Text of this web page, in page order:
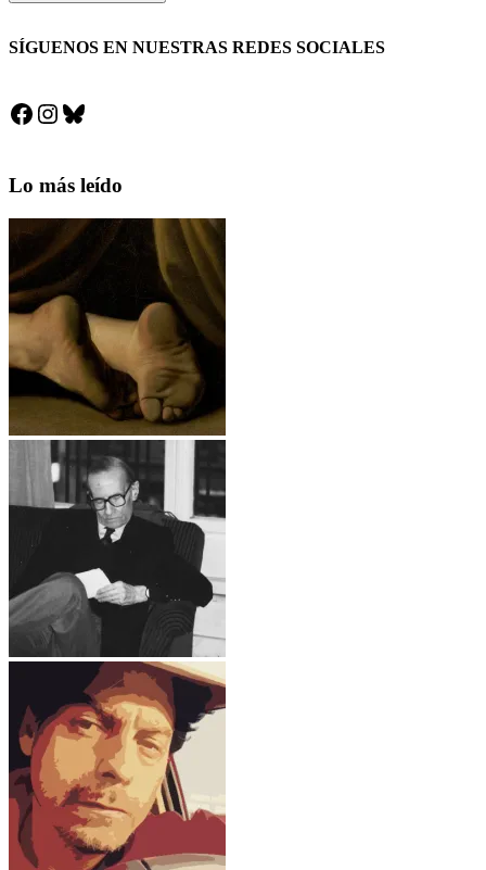
SÍGUENOS EN NUESTRAS REDES SOCIALES
Facebook
Instagram
Bluesky
Lo más leído